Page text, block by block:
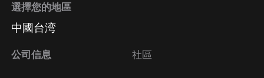
選擇您的地區
中國台湾
公司信息 社區